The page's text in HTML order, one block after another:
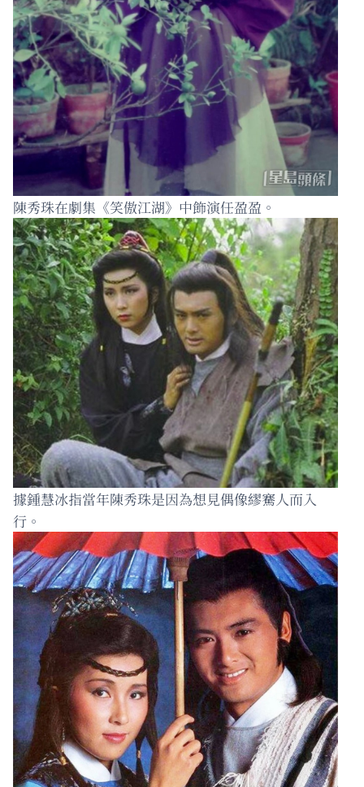
陳秀珠在劇集《笑傲江湖》中飾演任盈盈。 ​
據鍾慧冰指當年陳秀珠是因為想見偶像繆騫人而入
行。